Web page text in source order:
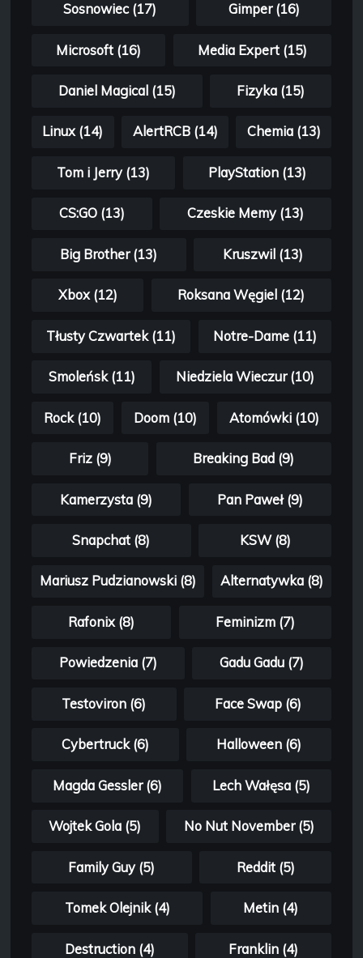
Sosnowiec (17) Gimper (16)
Microsoft (16) Media Expert (15)
Daniel Magical (15) Fizyka (15)
Linux (14) AlertRCB (14) Chemia (13)
Tom i Jerry (13) PlayStation (13)
CS:GO (13) Czeskie Memy (13)
Big Brother (13) Kruszwil (13)
Xbox (12) Roksana Węgiel (12)
Tłusty Czwartek (11) Notre-Dame (11)
Smoleńsk (11) Niedziela Wieczur (10)
Rock (10) Doom (10) Atomówki (10)
Friz (9) Breaking Bad (9)
Kamerzysta (9) Pan Paweł (9)
Snapchat (8) KSW (8)
Mariusz Pudzianowski (8) Alternatywka (8)
Rafonix (8) Feminizm (7)
Powiedzenia (7) Gadu Gadu (7)
Testoviron (6) Face Swap (6)
Cybertruck (6) Halloween (6)
Magda Gessler (6) Lech Wałęsa (5)
Wojtek Gola (5) No Nut November (5)
Family Guy (5) Reddit (5)
Tomek Olejnik (4) Metin (4)
Destruction (4) Franklin (4)